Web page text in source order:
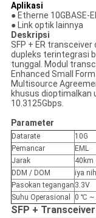
Aplikasi
● Etherne 10GBASE-
● Link optik lainnya
Deskripsi
SFP + ER
dupleks terintegrasi
tunggal. Modul
Enhanced Small
Multisource
khusus dioptimalkan
10.3125Gbps.
Parameter
Datarate 10G
Pemancar
EML
Jarak
40km
DDM / DOM
iya nih
Pasokan tegangan 3.3V
Suhu Operasional
0 ℃ ~
SFP + Transceiver